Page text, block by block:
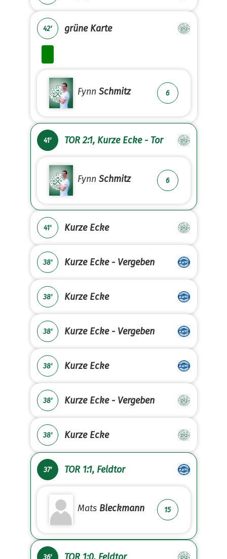
42' grüne Karte
Fynn Schmitz 6
41' TOR 2:1, Kurze Ecke - Tor
Fynn Schmitz 6
41' Kurze Ecke
38' Kurze Ecke - Vergeben
38' Kurze Ecke
38' Kurze Ecke - Vergeben
38' Kurze Ecke
38' Kurze Ecke - Vergeben
38' Kurze Ecke
37' TOR 1:1, Feldtor
Mats Bleckmann 15
36'